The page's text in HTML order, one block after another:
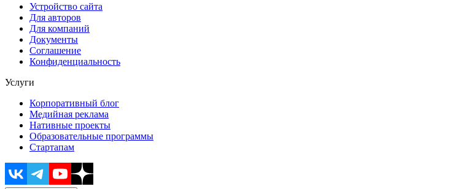
Устройство сайта
Для авторов
Для компаний
Документы
Соглашение
Конфиденциальность
Услуги
Корпоративный блог
Медийная реклама
Нативные проекты
Образовательные программы
Стартапам